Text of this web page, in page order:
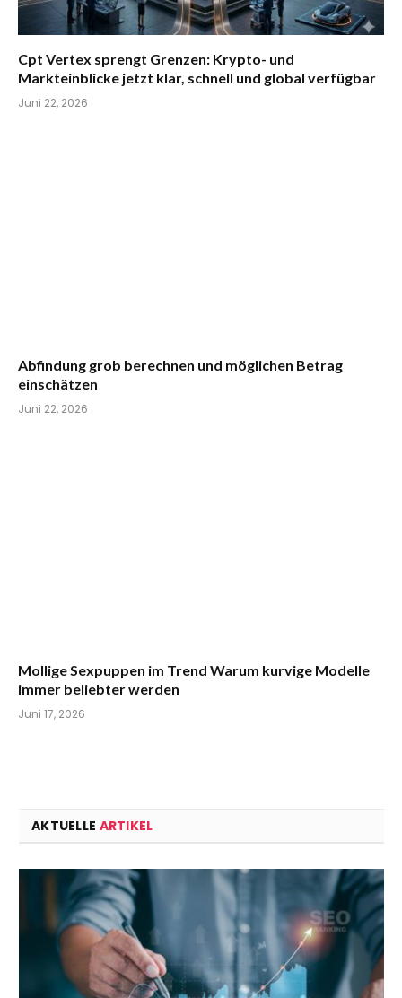
Cpt Vertex sprengt Grenzen: Krypto- und
Markteinblicke jetzt klar, schnell und global verfügbar
Juni 22, 2026
Abfindung grob berechnen und möglichen Betrag
einschätzen
Juni 22, 2026
Mollige Sexpuppen im Trend Warum kurvige Modelle
immer beliebter werden
Juni 17, 2026
AKTUELLE ARTIKEL